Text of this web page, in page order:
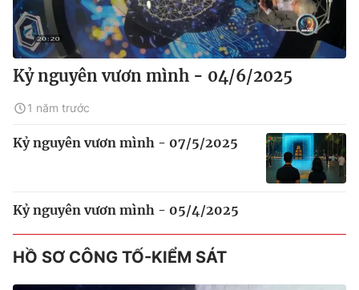
Kỷ nguyên vươn mình - 04/6/2025
1 năm trước
Kỷ nguyên vươn mình - 07/5/2025
Kỷ nguyên vươn mình - 05/4/2025
HỒ SƠ CÔNG TỐ-KIỂM SÁT